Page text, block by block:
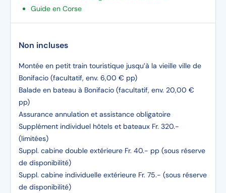
Guide en Corse
Non incluses
Montée en petit train touristique jusqu’à la vieille ville de
Bonifacio (facultatif, env. 6,00 € pp)
Balade en bateau à Bonifacio (facultatif, env. 20,00 €
pp)
Assurance annulation et assistance obligatoire
Supplément individuel hôtels et bateaux Fr. 320.-
(limitées)
Suppl. cabine double extérieure Fr. 40.- pp (sous réserve
de disponibilité)
Suppl. cabine individuelle extérieure Fr. 75.- (sous réserve
de disponibilité)